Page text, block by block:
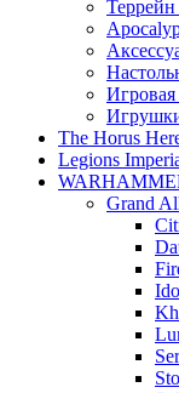
Игровая
The Horus
Legions
Grand